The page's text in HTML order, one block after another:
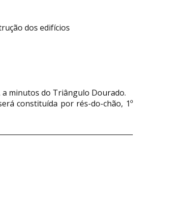
dos edifícios
minutos do Triângulo Dourado.
constituída por rés-do-chão, 1º